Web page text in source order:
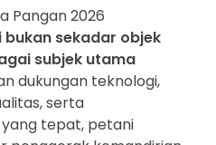
Pangan 2026
bukan sekadar objek
subjek utama
dukungan teknologi,
serta
tepat, petani